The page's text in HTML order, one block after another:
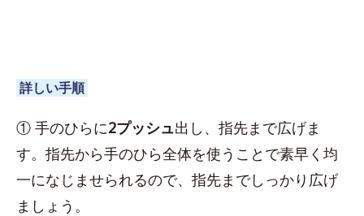
詳しい手順
① 手のひらに2プッシュ出し、指先まで広げま
す。指先から手のひら全体を使うことで素早く均
一になじませられるので、指先までしっかり広げ
ましょう。